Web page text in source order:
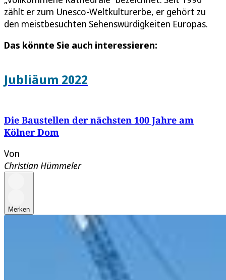
zählt er zum Unesco-Weltkulturerbe, er gehört zu
den meistbesuchten Sehenswürdigkeiten Europas.
Das könnte Sie auch interessieren:
Jubliäum 2022
Die Baustellen der nächsten 100 Jahre am
Kölner Dom
Von
Christian Hümmeler
Merken